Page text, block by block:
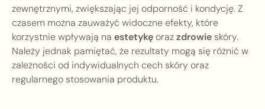
zewnętrznymi, zwiększając jej odporność i kondycję. Z
czasem można zauważyć widoczne efekty, które
korzystnie wpływają na estetykęorazzdrowie skóry.
Należy jednak pamiętać, że rezultaty mogą się różnić w
zależności od indywidualnych cech skóry oraz
regularnego stosowania produktu.